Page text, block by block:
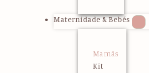
Maternidade & Bebés
Mamãs
Kit